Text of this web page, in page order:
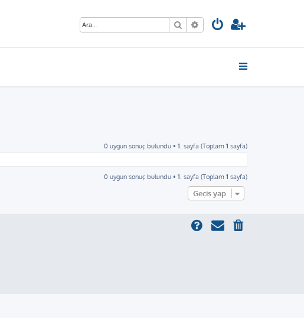
Ara Gelişmiş arama
0 uygun sonuç bulundu • 1 . sayfa (Toplam 1 sayfa)
0 uygun sonuç bulundu • 1 . sayfa (Toplam 1 sayfa)
Geçiş yap